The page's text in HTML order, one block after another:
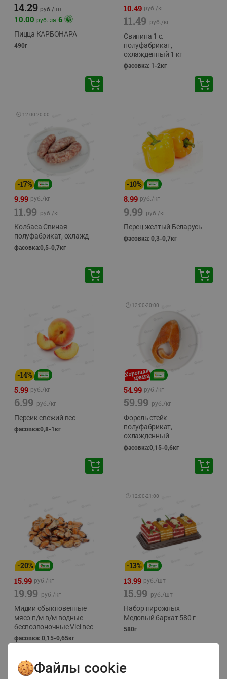
14.29 руб./шт
10.00 руб. за 6
Пицца КАРБОНАРА
490г
10.49 руб./кг
11.49 руб./кг
Свинина 1 с.
полуфабрикат,
охлажденный 1 кг
фасовка: 1-2кг
🕘 12:00-20:00
-17%
9.99 руб./кг
11.99 руб./кг
Колбаса Свиная
полуфабрикат, охлажд
фасовка:0,5-0,7кг
-10%
8.99 руб./кг
9.99 руб./кг
Перец желтый Беларусь
фасовка: 0,3-0,7кг
-14%
5.99 руб./кг
6.99 руб./кг
Персик свежий вес
фасовка:0,8-1кг
🕘 12:00-20:00
54.99 руб./кг
59.99 руб./кг
Форель стейк
полуфабрикат,
охлажденный
фасовка:0,15-0,6кг
-20%
15.99 руб./кг
19.99 руб./кг
Мидии обыкновенные
мясо п/м в/м водные
беспозвоночные Vici вес
фасовка: 0,15-0,65кг
🕘 12:00-21:00
-13%
13.99 руб./шт
15.99 руб./шт
Набор пирожных
Медовый бархат 580 г
580г
Файлы cookie